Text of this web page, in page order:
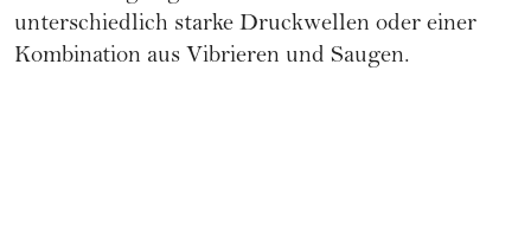
unterschiedlich starke Druckwellen oder einer
Kombination aus Vibrieren und Saugen.